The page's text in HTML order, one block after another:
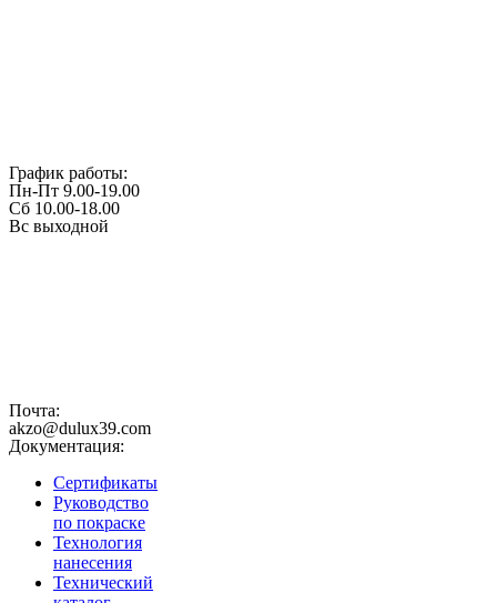
График работы:
Пн-Пт 9.00-19.00
Сб 10.00-18.00
Вс выходной
Почта:
akzo@dulux39.com
Документация:
Сертификаты
Руководство
по покраске
Технология
нанесения
Технический